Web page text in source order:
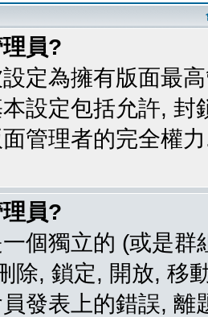
員?
定為擁有版面最
設定包括允許,
管理者的完全權
員?
個獨立的 (或是
除, 鎖定, 開放, 移
發表上的錯誤, 離